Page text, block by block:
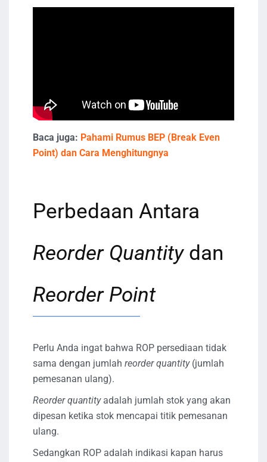
Baca juga: Pahami Rumus BEP (Break Even
Point) dan Cara Menghitungnya
Perbedaan Antara
Reorder Quantitydan
Reorder Point
Perlu Anda ingat bahwa ROP persediaan tidak
sama dengan jumlah reorder quantity (jumlah
pemesanan ulang).
Reorder quantity adalah jumlah stok yang akan
dipesan ketika stok mencapai titik pemesanan
ulang.
Sedangkan ROP adalah indikasi kapan harus